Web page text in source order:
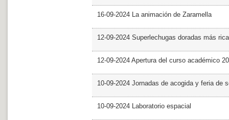
16-09-2024 La animación de Zaramella
12-09-2024 Superlechugas doradas más
12-09-2024 Apertura del curso académico
10-09-2024 Jornadas de acogida y feria de
10-09-2024 Laboratorio espacial